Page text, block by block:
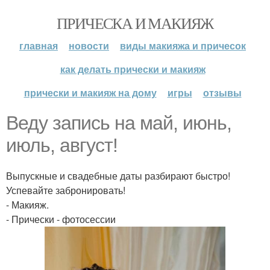
ПРИЧЕСКА И МАКИЯЖ
главная новости
виды макияжа и причесок
как делать прически и макияж
прически и макияж на дому
игры отзывы
Веду запись на май, июнь,
июль, август!
Выпускные и свадебные даты разбирают быстро!
Успевайте забронировать!
- Макияж.
- Прически - фотосессии